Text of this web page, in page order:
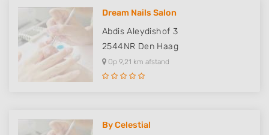
Dream Nails Salon
Abdis Aleydishof 3
2544NR Den Haag
Op 9,21 km afstand
By Celestial